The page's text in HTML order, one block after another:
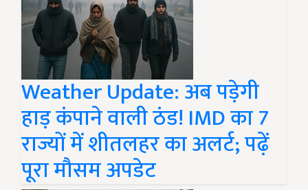
Weather Update: अब पड़ेगी
हाड़ कंपाने वाली ठंड! IMD का 7
राज्यों में शीतलहर का अलर्ट; पढ़ें
पूरा मौसम अपडेट